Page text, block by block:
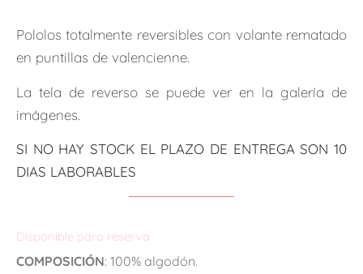
Pololos totalmente reversibles con volante rematado
en puntillas de valencienne.
La tela de reverso se puede ver en la galería de
imágenes.
SI NO HAY STOCK EL PLAZO DE ENTREGA SON 10
DIAS LABORABLES
Disponible para reserva
COMPOSICIÓN: 100% algodón.